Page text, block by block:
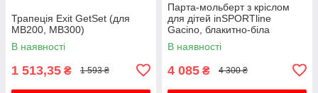
Трапеція Exit GetSet (для
MB200, MB300)
В наявності
1 513,35 ₴ 1 593 ₴
Парта-мольберт з кріслом
для дітей inSPORTline
Gacino, блакитно-біла
В наявності
4 085 ₴ 4 300 ₴